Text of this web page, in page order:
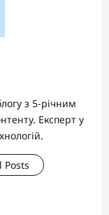
з 5-річним
Експерт у
Posts